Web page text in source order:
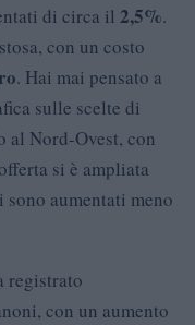
di circa il 2,5%.
con un costo
. Hai mai pensato a
sulle scelte di
al Nord-Ovest, con
si è ampliata
aumentati meno
registrato
con un aumento